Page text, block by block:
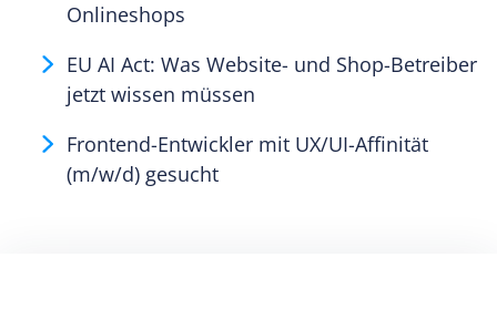
Onlineshops
EU AI Act: Was Website- und Shop-Betreiber
jetzt wissen müssen
Frontend-Entwickler mit UX/UI-Affinität
(m/w/d) gesucht